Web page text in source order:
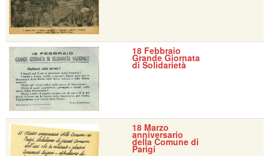
18 Febbraio
Grande Giornata
di Solidarietà
18 Marzo
anniversario
della Comune di
Parigi